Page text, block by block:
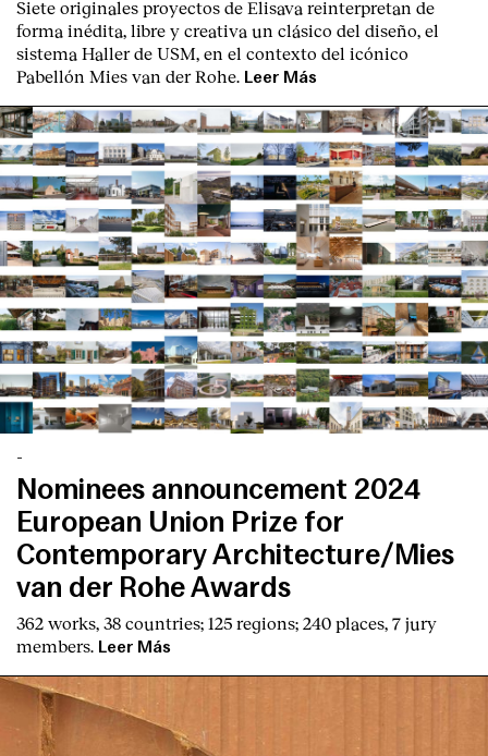
English Español Italiano Català
Siete originales proyectos de Elisava reinterpretan de
forma inédita, libre y creativa un clásico del diseño, el
sistema Haller de USM, en el contexto del icónico
Pabellón Mies van der Rohe. Leer Más
-
Nominees announcement 2024
European Union Prize for
Contemporary Architecture/Mies
van der Rohe Awards
362 works, 38 countries; 125 regions; 240 places, 7 jury
members. Leer Más